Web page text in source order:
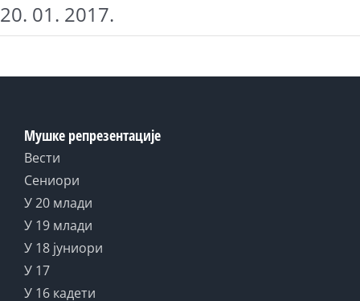
20. 01. 2017.
Мушке репрезентације
Вести
Сениори
У 20 млади
У 19 млади
У 18 јуниори
У 17
У 16 кадети